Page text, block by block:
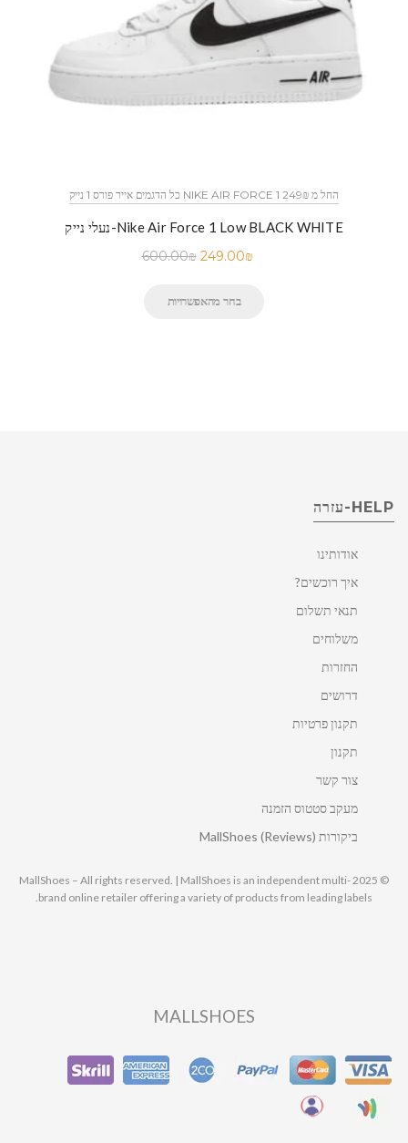
כל הדגמים אייר פורס 1 נייק NIKE AIR FORCE 1 החל מ 249₪
נעלי נייק-Nike Air Force 1 Low BLACK WHITE
600.00₪ 249.00₪
בחר מהאפשרויות
HELP-עזרה
אודותינו
איך רוכשים?
תנאי תשלום
משלוחים
החזרות
דרושים
תקנון פרטיות
תקנון
צור קשר
מעקב סטטוס הזמנה
ביקורות MallShoes (Reviews)
© 2025 MallShoes – All rights reserved. | MallShoes is an independent multi-
brand online retailer offering a variety of products from leading labels.
MALLSHOES